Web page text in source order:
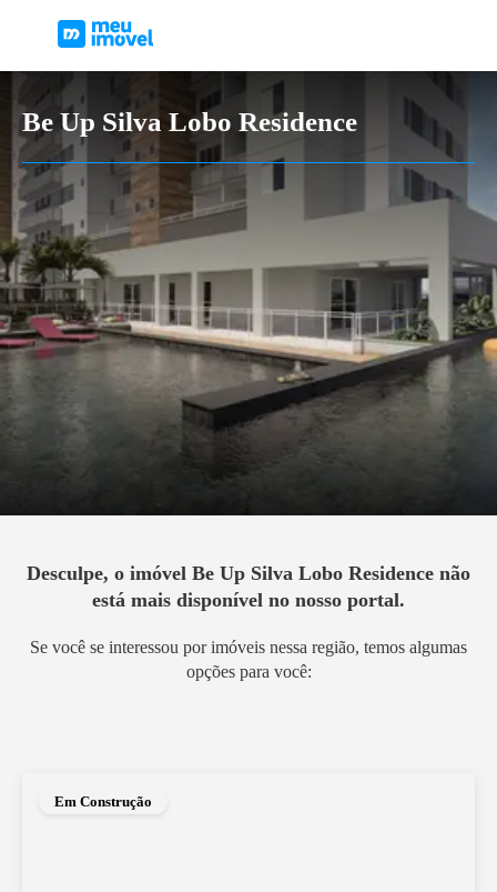
Be Up Silva Lobo Residence
Desculpe, o imóvel Be Up Silva Lobo Residence não
está mais disponível no nosso portal.
Se você se interessou por imóveis nessa região, temos algumas
opções para você:
Em Construção